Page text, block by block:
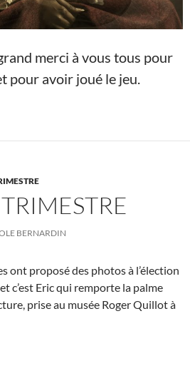
merci à vous tous pour
pour avoir joué le jeu.
BERNARDIN
ont proposé des photos à l’élection
c’est Eric qui remporte la palme
prise au musée Roger Quillot à